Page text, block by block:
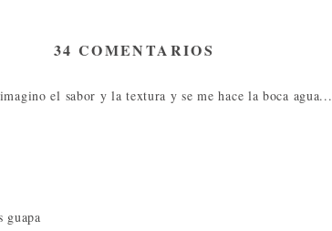
34 COMENTARIOS
el sabor y la textura y se me hace la boca agua...
guapa